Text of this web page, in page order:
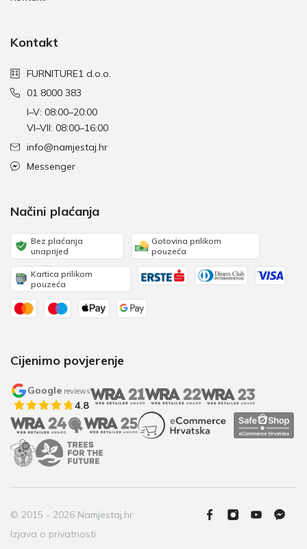
Kontakt
FURNITURE1 d.o.o.
01 8000 383
I–V: 08:00–20:00
VI–VII: 08:00–16:00
info@namjestaj.hr
Messenger
Načini plaćanja
Bez plaćanja
unaprijed
Gotovina prilikom
pouzeća
Kartica prilikom
pouzeća
Cijenimo povjerenje
Google reviews
4.8
© 2015 - 2026 Namjestaj.hr
Izjava o privatnosti